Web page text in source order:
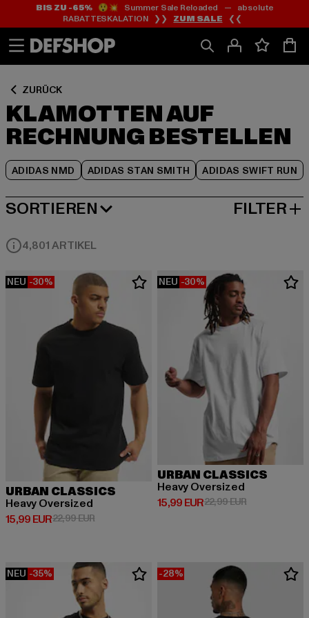
Zum
Inhalt
springen
Zum
Fußzeile
springen
BIS ZU -65%😲💥 Summer Sale Reloaded — absolute
RABATTESKALATION ❯❯ ZUM SALE ❮❮
ZURÜCK
KLAMOTTEN AUF
RECHNUNG BESTELLEN
ADIDAS NMD ADIDAS STAN SMITH ADIDAS SWIFT RUN
Zum
Produktraster
springen
SORTIEREN
BELIEBTESTE FILTER
4,801 ARTIKEL
NEU -30%
URBAN CLASSICS
Heavy Oversized
15,99 EUR
Derzeitiger Preis: 15,99 EUR
22,99 EURAktionspreis: 22,99 EUR
NEU -30%
URBAN CLASSICS
Heavy Oversized
15,99 EUR
Derzeitiger Preis: 15,99 EUR
22,99 EURAktionspreis:
NEU -35% -28%